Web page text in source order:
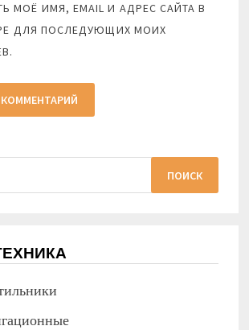
МОЁ ИМЯ, EMAIL И АДРЕС САЙТА В
ДЛЯ ПОСЛЕДУЮЩИХ МОИХ